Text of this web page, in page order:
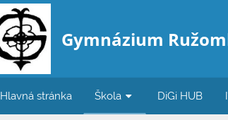
Gymnázium
Hlavná stránka Škola DiGi HUB